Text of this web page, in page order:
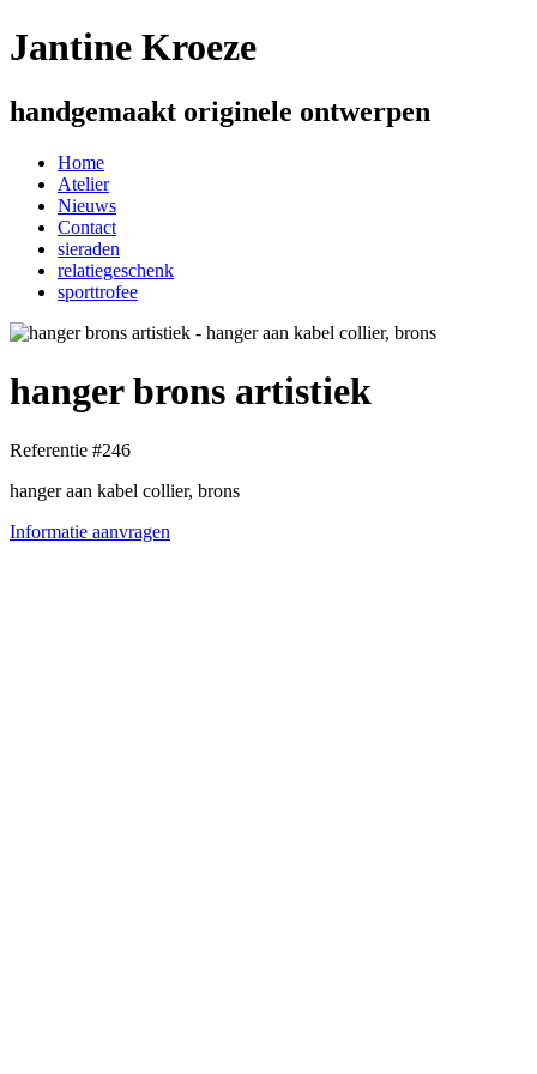
Jantine Kroeze
handgemaakt originele ontwerpen
Home
Atelier
Nieuws
Contact
sieraden
relatiegeschenk
sporttrofee
hanger brons artistiek
Referentie #246
hanger aan kabel collier, brons
Informatie aanvragen